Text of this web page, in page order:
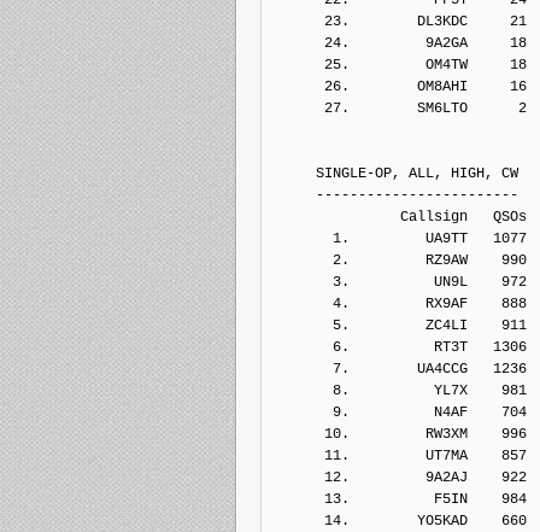
23.        DL3KDC     21
24.         9A2GA     18
25.         OM4TW     18
26.        OM8AHI     16
27.        SM6LTO      2
SINGLE-OP, ALL, HIGH, CW
------------------------
Callsign   QSOs  Points
1.         UA9TT   1077
2.         RZ9AW    990
3.          UN9L    972
4.         RX9AF    888
5.         ZC4LI    911
6.          RT3T   1306
7.        UA4CCG   1236
8.          YL7X    981
9.          N4AF    704
10.         RW3XM    996
11.         UT7MA    857
12.         9A2AJ    922
13.          F5IN    984
14.        YO5KAD    660